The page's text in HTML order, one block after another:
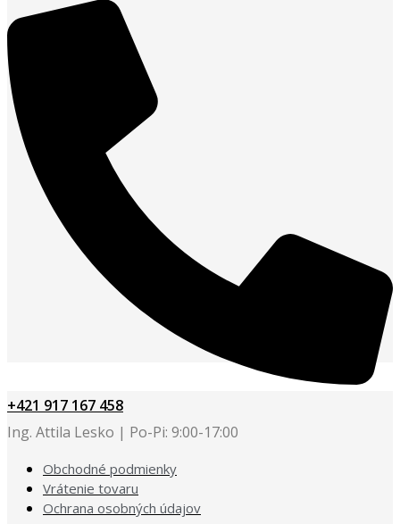
+421 917 167 458
Ing. Attila Lesko | Po-Pi: 9:00-17:00
Obchodné podmienky
Vrátenie tovaru
Ochrana osobných údajov